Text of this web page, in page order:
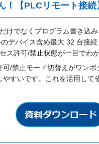
！【PLCリモート接続
けでなくプログラム書き込
デバイス含め最大 32 台接続
ス許可/禁止状態が一目でわ
可/禁止モード切替えがワンボ
やすいです。これを活用して